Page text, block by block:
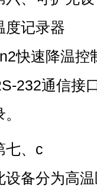
度记录器
快速降温控
232通信接
。
、c
设备分为高温